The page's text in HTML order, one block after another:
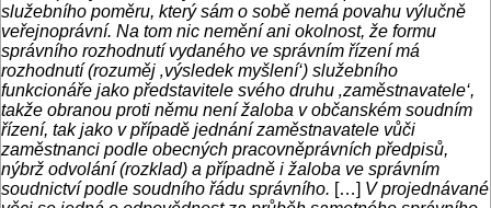
služebního poměru, který sám o sobě nemá povahu výlučně
veřejnoprávní. Na tom nic nemění ani okolnost, že formu
správního rozhodnutí vydaného ve správním řízení má
rozhodnutí (rozuměj ‚výsledek myšlení‘) služebního
funkcionáře jako představitele svého druhu ‚zaměstnavatele‘,
takže obranou proti němu není žaloba v občanském soudním
řízení, tak jako v případě jednání zaměstnavatele vůči
zaměstnanci podle obecných pracovněprávních předpisů,
nýbrž odvolání (rozklad) a případně i žaloba ve správním
soudnictví podle soudního řádu správního. […] V projednávané